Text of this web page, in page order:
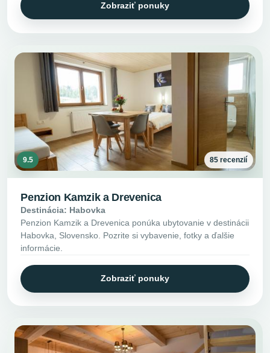
Zobraziť ponuky
9.5 85 recenzií
Penzion Kamzik a Drevenica
Destinácia: Habovka
Penzion Kamzik a Drevenica ponúka ubytovanie v destinácii
Habovka, Slovensko. Pozrite si vybavenie, fotky a ďalšie
informácie.
Zobraziť ponuky